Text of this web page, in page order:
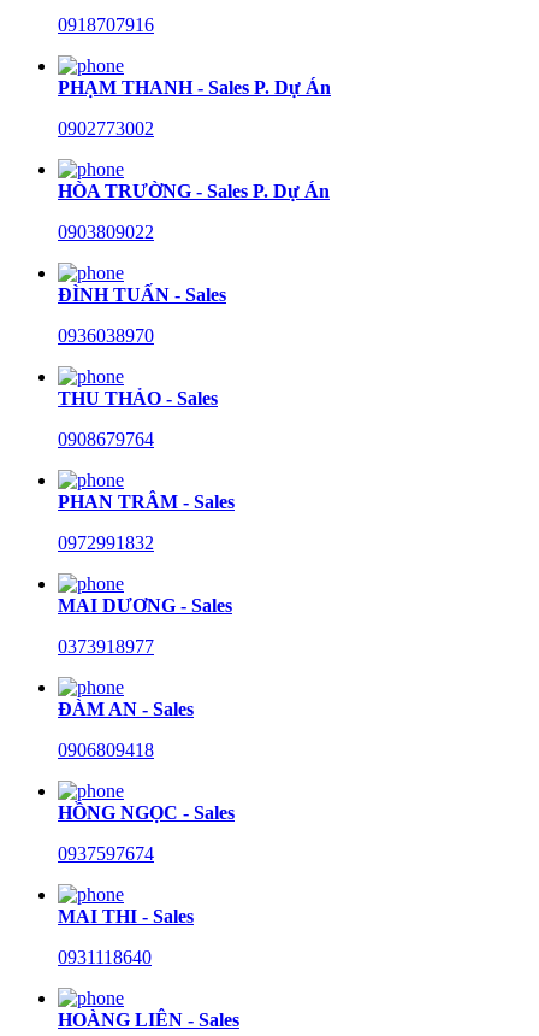
0918707916
PHẠM THANH - Sales P. Dự Án
0902773002
HÒA TRƯỜNG - Sales P. Dự Án
0903809022
ĐÌNH TUẤN - Sales
0936038970
THU THẢO - Sales
0908679764
PHAN TRÂM - Sales
0972991832
MAI DƯƠNG - Sales
0373918977
ĐÀM AN - Sales
0906809418
HỒNG NGỌC - Sales
0937597674
MAI THI - Sales
0931118640
HOÀNG LIÊN - Sales